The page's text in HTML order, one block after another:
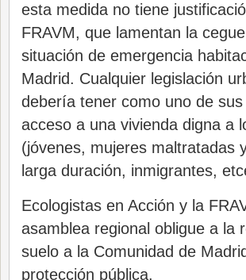
esta medida no tiene
FRAVM, que lamentan la
situación de emergencia
Madrid. Cualquier legislación
debería tener como uno de
acceso a una vivienda digna a
(jóvenes, mujeres maltratadas
larga duración, inmigrantes,
Ecologistas en Acción y la
asamblea regional obligue a la
suelo a la Comunidad de
protección pública.